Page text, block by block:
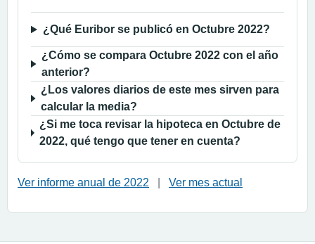
¿Qué Euribor se publicó en Octubre 2022?
¿Cómo se compara Octubre 2022 con el año
anterior?
¿Los valores diarios de este mes sirven para
calcular la media?
¿Si me toca revisar la hipoteca en Octubre de
2022, qué tengo que tener en cuenta?
Ver informe anual de 2022 Ver mes actual